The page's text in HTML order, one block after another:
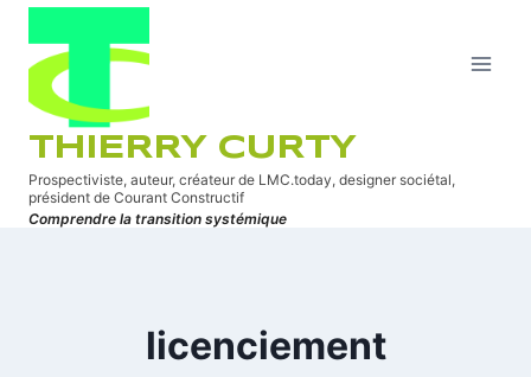
Aller
contenu
THIERRY CURTY
Prospectiviste, auteur, créateur de LMC.today, designer sociétal,
président de Courant Constructif
Comprendre la transition systémique
licenciement